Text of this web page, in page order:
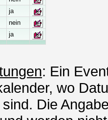
ja
nein
ja
: Ein
wo
Die